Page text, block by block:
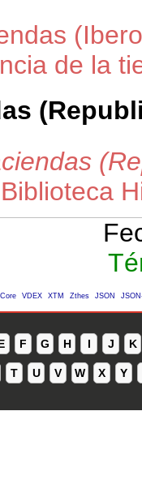
de la
VDEX XTM Zthes JSON
F G H I J K
T U V W X Y